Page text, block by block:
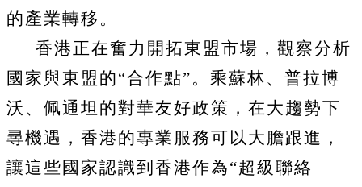
的產業轉移。
香港正在奮力開拓東盟市場，觀察分析
國家與東盟的“合作點”。乘蘇林、普拉博
沃、佩通坦的對華友好政策，在大趨勢下
尋機遇，香港的專業服務可以大膽跟進，
讓這些國家認識到香港作為“超級聯絡